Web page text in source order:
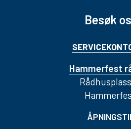
Besøk
Hammerfest